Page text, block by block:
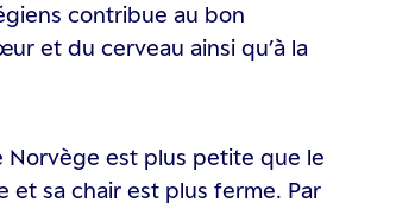
contribue au bon
et du cerveau ainsi qu’à la
Norvège est plus petite que le
et sa chair est plus ferme. Par